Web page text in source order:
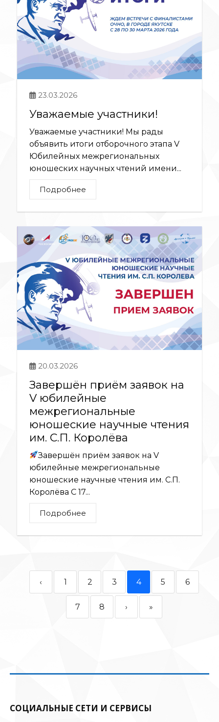
23.03.2026
Уважаемые участники!
Уважаемые участники! Мы рады
объявить итоги отборочного этапа V
Юбилейных межрегиональных
юношеских научных чтений имени...
Подробнее
20.03.2026
Завершён приём заявок на
V юбилейные
межрегиональные
юношеские научные чтения
им. С.П. Королёва
Завершён приём заявок на V
юбилейные межрегиональные
юношеские научные чтения им. С.П.
Королёва С 17...
Подробнее
‹ 1 2 3 4 5 6
7 8 › »
СОЦИАЛЬНЫЕ СЕТИ И СЕРВИСЫ